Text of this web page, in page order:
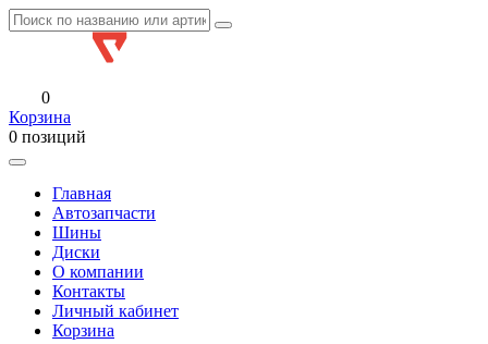
0
Корзина
0 позиций
Главная
Автозапчасти
Шины
Диски
О компании
Контакты
Личный кабинет
Корзина